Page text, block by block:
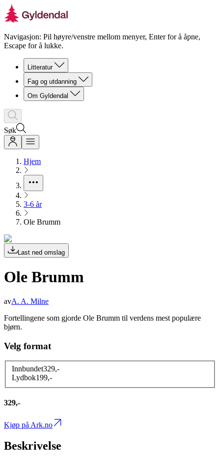
Navigasjon: Pil høyre/venstre mellom menyer, Enter for å åpne,
Escape for å lukke.
Litteratur
Fag og utdanning
Om Gyldendal
Søk
Hjem
3-6 år
Ole Brumm
Last ned omslag
Ole Brumm
avA. A. Milne
Fortellingene som gjorde Ole Brumm til verdens mest populære
bjørn.
Velg format
Innbundet329,-
Lydbok199,-
329,-
Kjøp på Ark.no
Beskrivelse